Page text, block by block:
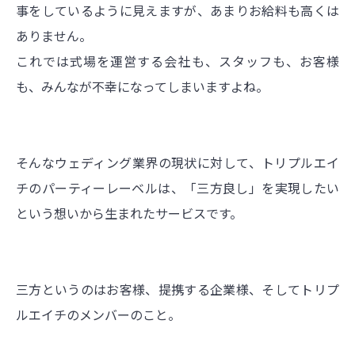
事をしているように見えますが、あまりお給料も高くは
ありません。
これでは式場を運営する会社も、スタッフも、お客様
も、みんなが不幸になってしまいますよね。
そんなウェディング業界の現状に対して、トリプルエイ
チのパーティーレーベルは、「三方良し」を実現したい
という想いから生まれたサービスです。
三方というのはお客様、提携する企業様、そしてトリプ
ルエイチのメンバーのこと。